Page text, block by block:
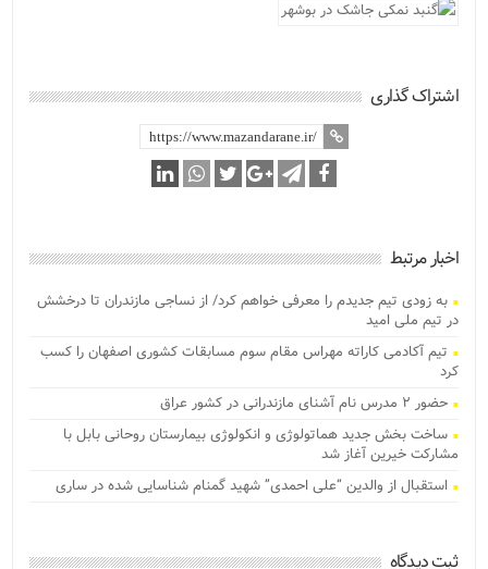
اشتراک گذاری
اخبار مرتبط
به زودی تیم جدیدم را معرفی خواهم کرد/ از نساجی مازندران تا درخشش
در تیم ملی امید
تیم آکادمی کاراته مهراس مقام سوم مسابقات کشوری اصفهان را کسب
کرد
حضور ۲ مدرس نام آشنای مازندرانی در کشور عراق
ساخت بخش جدید هماتولوژی و انکولوژی بیمارستان روحانی بابل با
مشارکت خیرین آغاز شد
استقبال از والدین “علی احمدی” شهید گمنام شناسایی شده در ساری
ثبت دیدگاه